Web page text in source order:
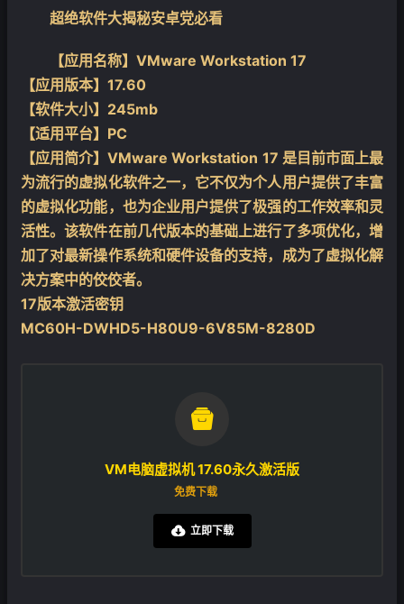
超绝软件大揭秘安卓党必看
【应用名称】VMware Workstation 17
【应用版本】17.60
【软件大小】245mb
【适用平台】PC
【应用简介】VMware Workstation 17 是目前市面上最
为流行的虚拟化软件之一，它不仅为个人用户提供了丰富
的虚拟化功能，也为企业用户提供了极强的工作效率和灵
活性。该软件在前几代版本的基础上进行了多项优化，增
加了对最新操作系统和硬件设备的支持，成为了虚拟化解
决方案中的佼佼者。
17版本激活密钥
MC60H-DWHD5-H80U9-6V85M-8280D

VM电脑虚拟机 17.60永久激活版
免费下载
立即下载